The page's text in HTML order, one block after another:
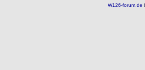
W126-forum.de